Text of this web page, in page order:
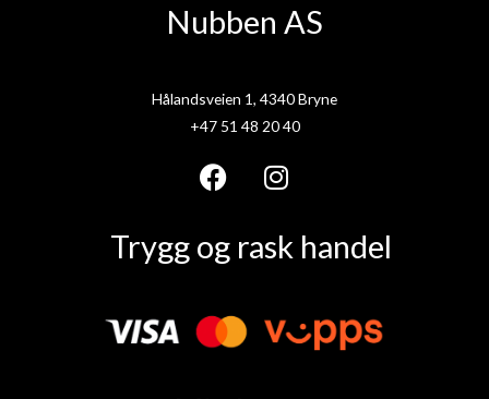
Nubben AS
Hålandsveien 1, 4340 Bryne
+47 51 48 20 40
F
c
b
o
I
n
s
g
Trygg og rask handel